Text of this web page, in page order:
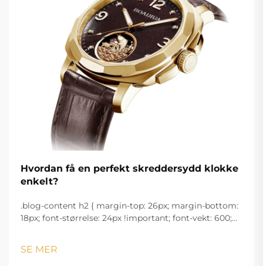
Hvordan få en perfekt skreddersydd klokke
enkelt?
.blog-content h2 { margin-top: 26px; margin-bottom:
18px; font-størrelse: 24px !important; font-vekt: 600;
!important; font-v...
SE MER